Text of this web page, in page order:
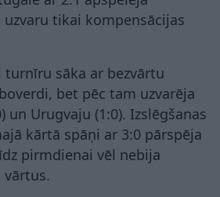
tikai kompensācijas
sāka ar bezvārtu
bet pēc tam uzvarēja
un Urugvaju (1:0). Izslēgšanas
kārtā spāņi ar 3:0 pārspēja
pirmdienai vēl nebija
vārtus.